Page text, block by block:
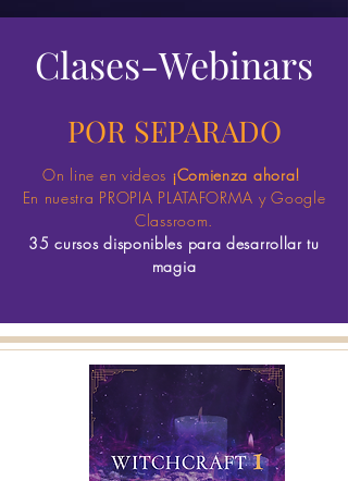
Clases-Webinars
POR SEPARADO
On line en videos ¡Comienza ahora!
En nuestra PROPIA PLATAFORMA y Google
Classroom.
35 cursos disponibles para desarrollar tu
magia